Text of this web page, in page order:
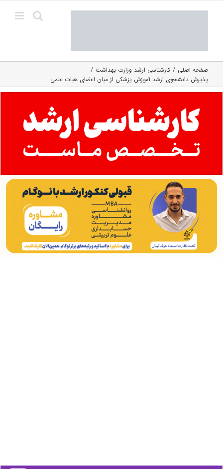
صفحه اصلی
کارشناسی ارشد وزارت بهداشت
پذیرش دانشجوی ارشد آموزش پزشکی از میان اعضای هیات علمی